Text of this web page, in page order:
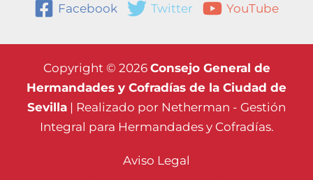
Facebook Twitter YouTube
Copyright © 2026 Consejo General de
Hermandades y Cofradías de la Ciudad de
Sevilla | Realizado por Netherman - Gestión
Integral para Hermandades y Cofradías.
Aviso Legal